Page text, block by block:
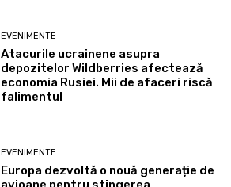
EVENIMENTE
Atacurile ucrainene asupra
depozitelor Wildberries afectează
economia Rusiei. Mii de afaceri riscă
falimentul
EVENIMENTE
Europa dezvoltă o nouă generație de